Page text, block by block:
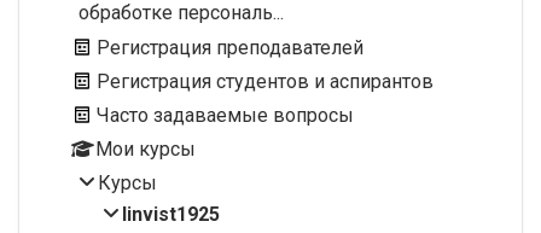
обработке персональ...
Регистрация преподавателей
Регистрация студентов и аспирантов
Часто задаваемые вопросы
Мои курсы
Курсы
linvist1925